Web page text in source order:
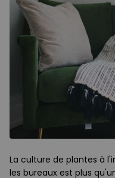
La culture de plantes à
les bureaux est plus